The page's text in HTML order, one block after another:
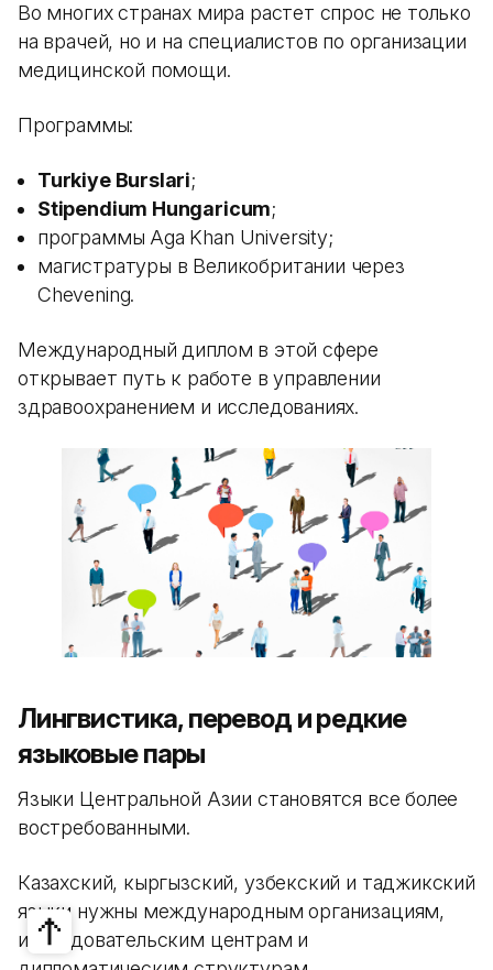
Во многих странах мира растет спрос не только
на врачей, но и на специалистов по организации
медицинской помощи.
Программы:
Turkiye Burslari;
Stipendium Hungaricum;
программы Aga Khan University;
магистратуры в Великобритании через
Chevening.
Международный диплом в этой сфере
открывает путь к работе в управлении
здравоохранением и исследованиях.
Лингвистика, перевод и редкие
языковые пары
Языки Центральной Азии становятся все более
востребованными.
Казахский, кыргызский, узбекский и таджикский
языки нужны международным организациям,
исследовательским центрам и